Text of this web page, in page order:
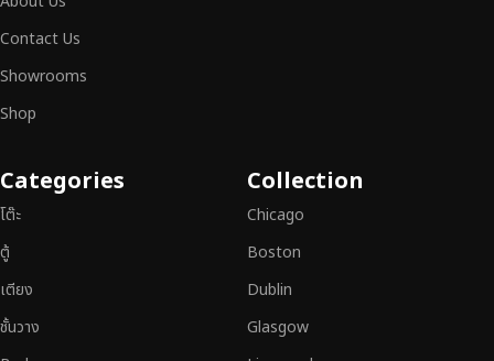
สามารถผสานความสวยงาม ความแข็งแรง และการใช้งานที่ตอบโจทย์ทุกความ
ต้องการได้อย่างลงตัว เฟอร์นิเจอร์ทุกชิ้นของเราผลิตจากวัสดุคุณภาพสูง ผ่าน
การตรวจสอบมาตรฐานอย่างเคร่งครัด
สิก และการใช้งานที่ยาวนาน
ประกันคุณภาพและการบริการที่ดีที่สุด
Contact Us
Showrooms
Shop
Categories
โต๊ะ
ตู้
เตียง
ชั้นวาง
Collection
Chicago
Boston
Dublin
Glasgow